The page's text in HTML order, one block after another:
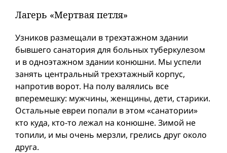
Лагерь «Мертвая петля»
Узников размещали в трехэтажном здании
бывшего санатория для больных туберкулезом
и в одноэтажном здании конюшни. Мы успели
занять центральный трехэтажный корпус,
напротив ворот. На полу валялись все
вперемешку: мужчины, женщины, дети, старики.
Остальные евреи попали в этом «санатории»
кто куда, кто-то лежал на конюшне. Зимой не
топили, и мы очень мерзли, грелись друг около
друга.